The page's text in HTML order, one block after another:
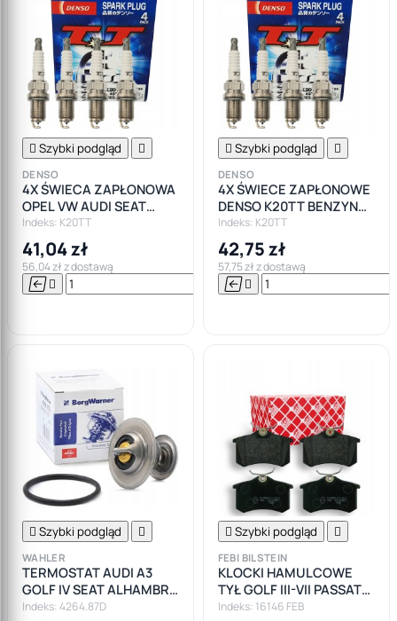
 Szybki podgląd 
DENSO
4X ŚWIECA ZAPŁONOWA
OPEL VW AUDI SEAT
BENZYNA LPG
Indeks: K20TT
41,04 zł
56,04 zł z dostawą
  

 Szybki podgląd 
DENSO
4X ŚWIECE ZAPŁONOWE
DENSO K20TT BENZYNA
LPG GAZ
Indeks: K20TT
42,75 zł
57,75 zł z dostawą
 
 Szybki podgląd 
WAHLER
TERMOSTAT AUDI A3
GOLF IV SEAT ALHAMBRA
FORD GALAXY SKODA
Indeks: 4264.87D
 Szybki podgląd 
FEBI BILSTEIN
KLOCKI HAMULCOWE
TYŁ GOLF III-VII PASSAT
B5-B7
Indeks: 16146 FEB